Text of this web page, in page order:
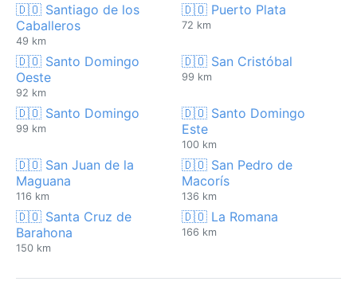
🇩🇴 Santiago de los
Caballeros
49 km
🇩🇴 Puerto Plata
72 km
🇩🇴 Santo Domingo
Oeste
92 km
🇩🇴 San Cristóbal
99 km
🇩🇴 Santo Domingo
99 km
🇩🇴 Santo Domingo
Este
100 km
🇩🇴 San Juan de la
Maguana
116 km
🇩🇴 San Pedro de
Macorís
136 km
🇩🇴 Santa Cruz de
Barahona
150 km
🇩🇴 La Romana
166 km